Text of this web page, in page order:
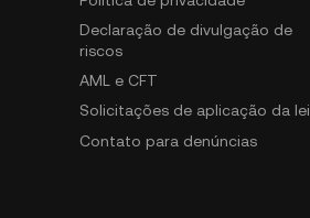
Declaração de divulgação de
riscos
AML e CFT
Solicitações de aplicação da lei
Contato para denúncias